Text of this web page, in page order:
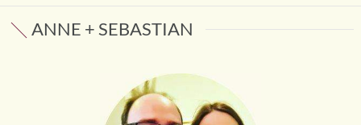
ANNE + SEBASTIAN